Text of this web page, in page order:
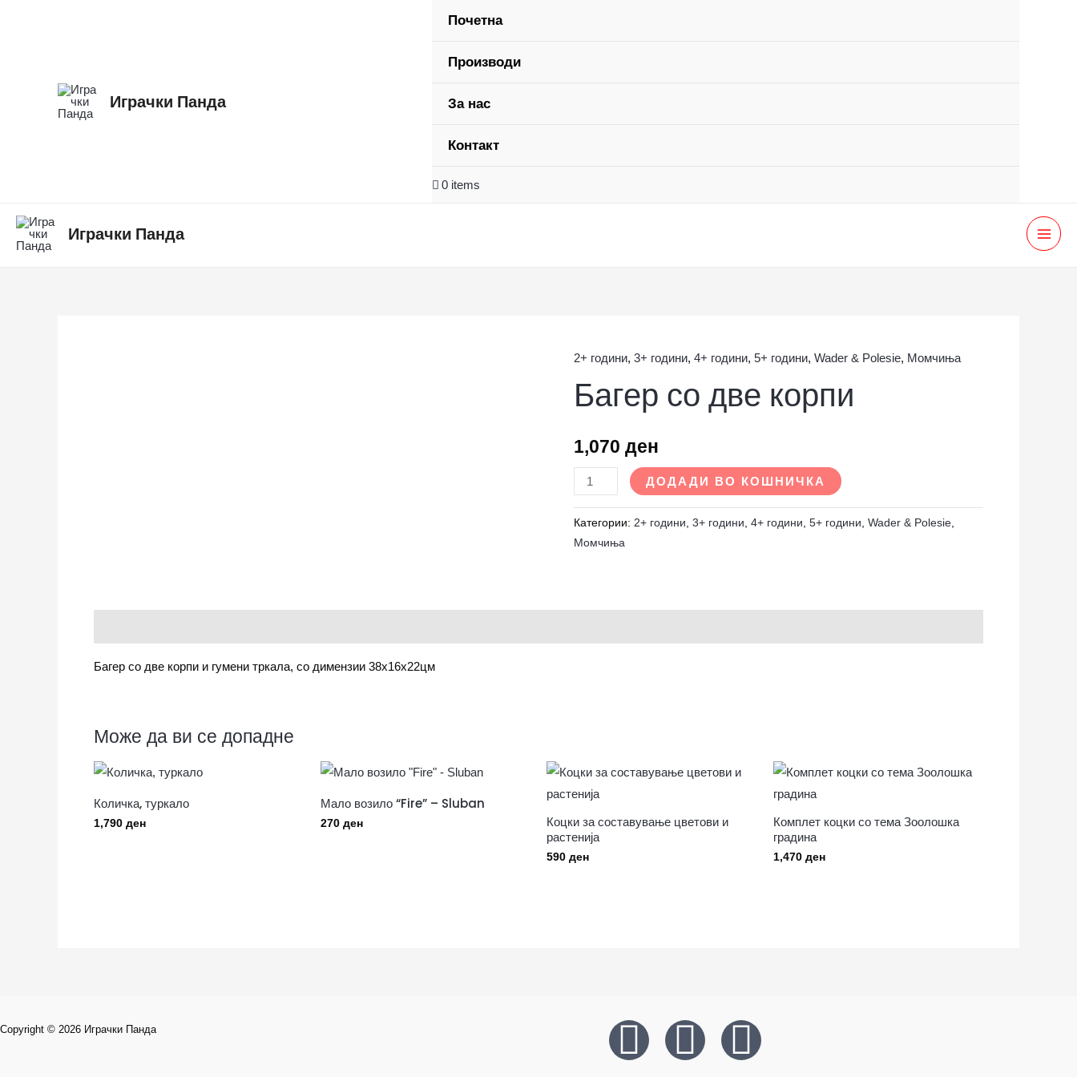
Играчки Панда
Почетна
Производи
За нас
Контакт
0 items
Играчки Панда
2+ години,3+ години,4+ години,5+ години,Wader & Polesie, Момчиња
Багер со две корпи
1,070ден
Багер
со
две
количина
ДОДАДИ ВО КОШНИЧКА
Категории:2+ години,3+ години,4+ години,5+ години,Wader & Polesie,
Момчиња
Багер со две корпи и гумени тркала, со димензии 38х16х22цм
Може да ви се допадне
Количка, туркало
1,790 ден
Мало возило “Fire” – Sluban
270 ден
Коцки за составување цветови и
растенија
590 ден
Комплет коцки со тема Зоолошка
градина
1,470 ден
Copyright © 2026 Играчки Панда
F
I
Y